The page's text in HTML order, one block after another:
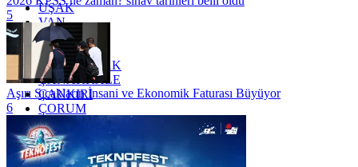
UŞAK
VAN
YALOVA
YOZGAT
ZONGULDAK
ÇANAKKALE
ÇANKIRI
ÇORUM
İSTANBUL
İZMİR
ŞANLIURFA
5
Aşırı Sıcakların İnsani ve Ekonomik Faturası Büyüyor
6